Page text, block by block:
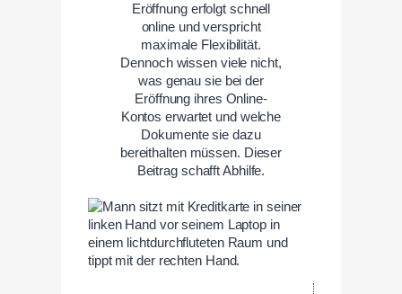
Eröffnung erfolgt schnell
online und verspricht
maximale Flexibilität.
Dennoch wissen viele nicht,
was genau sie bei der
Eröffnung ihres Online-
Kontos erwartet und welche
Dokumente sie dazu
bereithalten müssen. Dieser
Beitrag schafft Abhilfe.